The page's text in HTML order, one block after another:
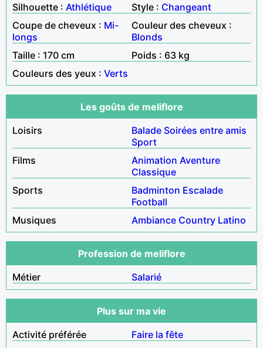
Silhouette : Athlétique Style : Changeant
Coupe de cheveux : Mi-
longs
Couleur des cheveux :
Blonds
Taille : 170 cm
Poids : 63 kg
Couleurs des yeux : Verts
Les goûts de meliflore
Loisirs
Balade Soirées entre amis
Sport
Films
Animation Aventure
Classique
Sports
Badminton Escalade
Football
Musiques
Ambiance Country Latino
Profession de meliflore
Métier
Salarié
Plus sur ma vie
Activité préférée
Faire la fête